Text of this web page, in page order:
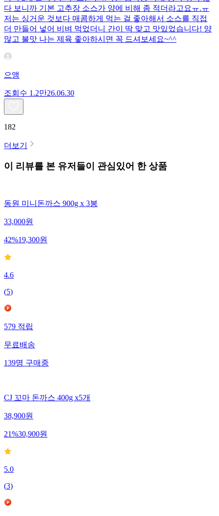
다 보니까 기본 고추장 소스가 양에 비해 좀 적더라고요ㅠ.ㅠ
저는 싱거운 것보다 매콤하게 먹는 걸 좋아해서 소스를 직접
더 만들어 넣어 비벼 먹었더니 간이 딱 맞고 맛있었습니다! 양
많고 불맛 나는 제육 좋아하시면 꼭 드셔보세요~^^
으앵
조회수 1.2만26.06.30
182
더보기
이 리뷰를 본 유저들이 관심있어 한 상품
동원 미니돈까스 900g x 3봉
33,000원
42%19,300원
4.6
(5)
579 적립
무료배송
139명 구매중
CJ 꼬마 돈까스 400g x5개
38,900원
21%30,900원
5.0
(3)